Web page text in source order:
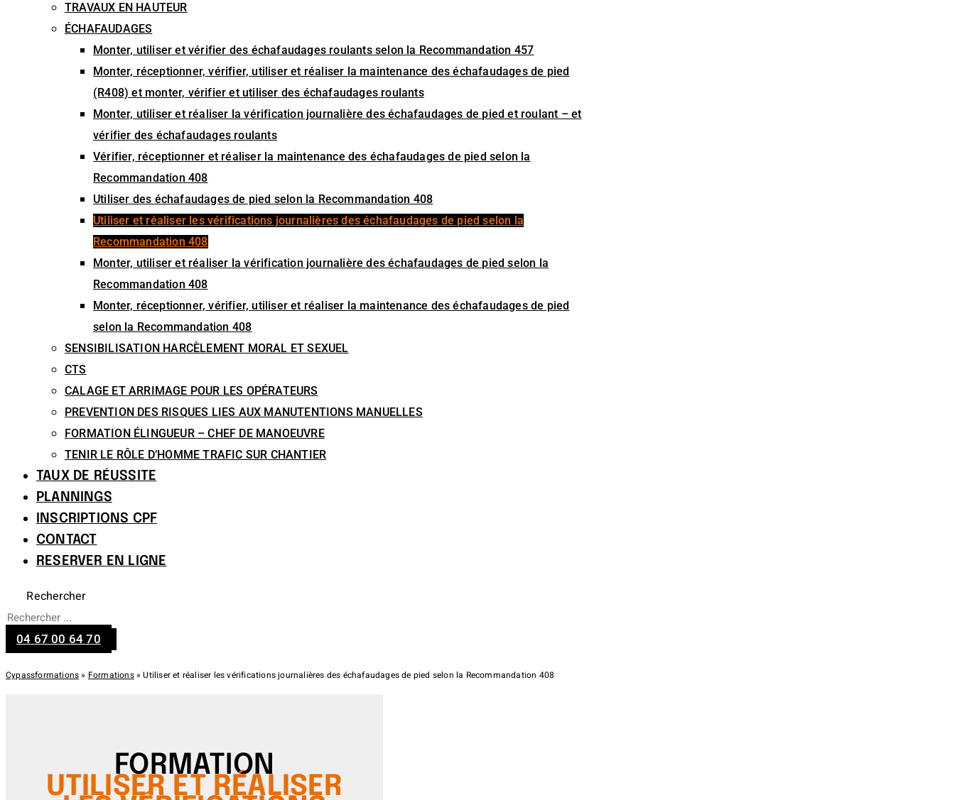
TRAVAUX EN HAUTEUR
ÉCHAFAUDAGES
Monter, utiliser et vérifier des échafaudages roulants selon la Recommandation 457
Monter, réceptionner, vérifier, utiliser et réaliser la maintenance des échafaudages de pied
(R408) et monter, vérifier et utiliser des échafaudages roulants
Monter, utiliser et réaliser la vérification journalière des échafaudages de pied et roulant – et
vérifier des échafaudages roulants
Vérifier, réceptionner et réaliser la maintenance des échafaudages de pied selon la
Recommandation 408
Utiliser des échafaudages de pied selon la Recommandation 408
Utiliser et réaliser les vérifications journalières des échafaudages de pied selon la
Recommandation 408
Monter, utiliser et réaliser la vérification journalière des échafaudages de pied selon la
Recommandation 408
Monter, réceptionner, vérifier, utiliser et réaliser la maintenance des échafaudages de pied
selon la Recommandation 408
SENSIBILISATION HARCÈLEMENT MORAL ET SEXUEL
CTS
CALAGE ET ARRIMAGE POUR LES OPÉRATEURS
PREVENTION DES RISQUES LIES AUX MANUTENTIONS MANUELLES
FORMATION ÉLINGUEUR – CHEF DE MANOEUVRE
TENIR LE RÔLE D’HOMME TRAFIC SUR CHANTIER
TAUX DE RÉUSSITE
PLANNINGS
INSCRIPTIONS CPF
CONTACT
RESERVER EN LIGNE
Rechercher
04 67 00 64 70
Cypassformations» Formations»Utiliser et réaliser les vérifications journalières des échafaudages de pied selon la Recommandation 408
FORMATION
UTILISER ET RÉALISER